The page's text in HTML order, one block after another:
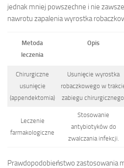
jednak mniej powszechne i nie
nawrotu zapalenia wyrostka
Metoda
leczenia
Opis
Chirurgiczne
usunięcie
(appendektomia)
Usunięcie wyrostka
robaczkowego w
zabiegu chirurgicznego.
Leczenie
farmakologiczne
Stosowanie
antybiotyków do
zwalczania infekcji.
Prawdopodobieństwo zastosowania